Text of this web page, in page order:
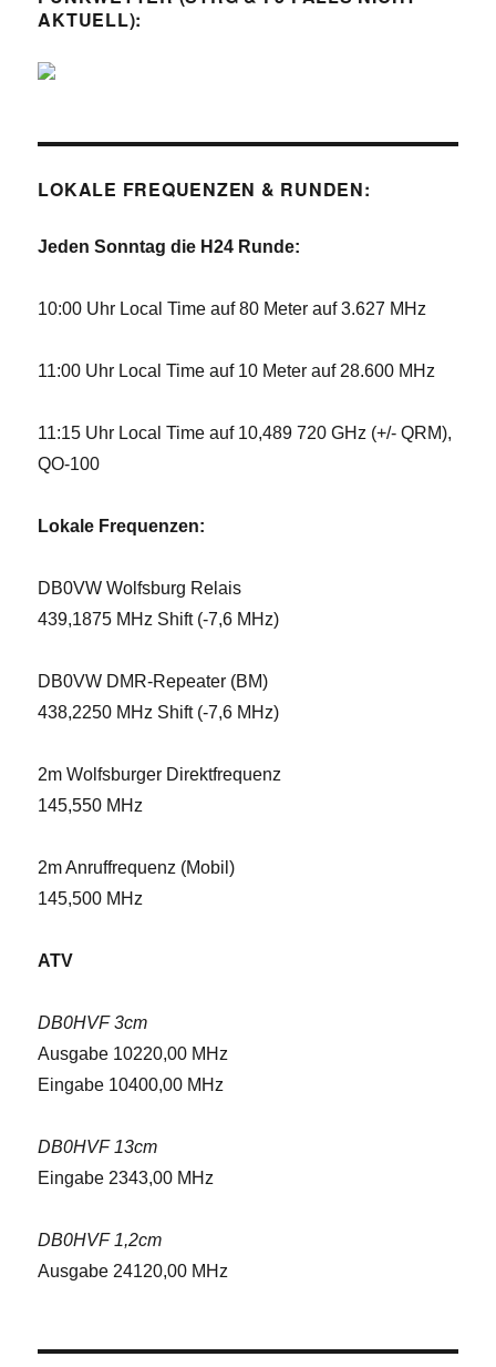
AKTUELL):
LOKALE FREQUENZEN & RUNDEN:
Jeden Sonntag die H24 Runde:
10:00 Uhr Local Time auf 80 Meter auf 3.627 MHz
11:00 Uhr Local Time auf 10 Meter auf 28.600 MHz
11:15 Uhr Local Time auf 10,489 720 GHz (+/- QRM),
QO-100
Lokale Frequenzen:
DB0VW Wolfsburg Relais
439,1875 MHz Shift (-7,6 MHz)
DB0VW DMR-Repeater (BM)
438,2250 MHz Shift (-7,6 MHz)
2m Wolfsburger Direktfrequenz
145,550 MHz
2m Anruffrequenz (Mobil)
145,500 MHz
ATV
DB0HVF 3cm
Ausgabe 10220,00 MHz
Eingabe 10400,00 MHz
DB0HVF 13cm
Eingabe 2343,00 MHz
DB0HVF 1,2cm
Ausgabe 24120,00 MHz